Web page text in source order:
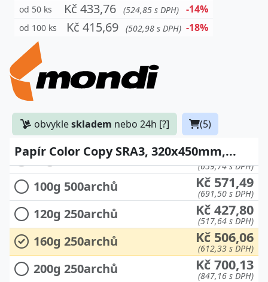
od 50 ks Kč 433,76 (524,85 s DPH) -14%
od 100 ks Kč 415,69 (502,98 s DPH) -18%
obvykleskladem nebo 24h [?] (5)
Papír Color Copy SRA3, 320x450mm,...
90g 500archů Kč 545,24
(659,74 s DPH)
100g 500archů Kč 571,49
(691,50 s DPH)
120g 250archů Kč 427,80
(517,64 s DPH)
160g 250archů Kč 506,06
(612,33 s DPH)
200g 250archů Kč 700,13
(847,16 s DPH)